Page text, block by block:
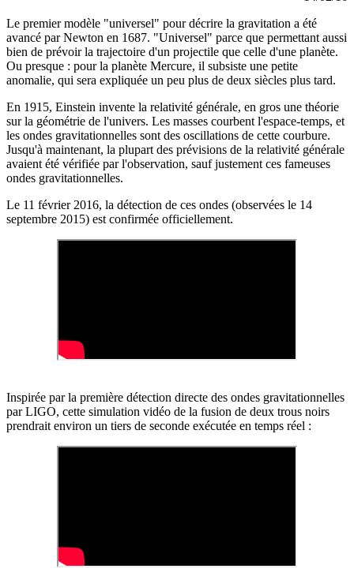
Le premier modèle "universel" pour décrire la gravitation a été
avancé par Newton en 1687. "Universel" parce que permettant aussi
bien de prévoir la trajectoire d'un projectile que celle d'une planète.
Ou presque : pour la planète Mercure, il subsiste une petite
anomalie, qui sera expliquée un peu plus de deux siècles plus tard.
En 1915, Einstein invente la relativité générale, en gros une théorie
sur la géométrie de l'univers. Les masses courbent l'espace-temps, et
les ondes gravitationnelles sont des oscillations de cette courbure.
Jusqu'à maintenant, la plupart des prévisions de la relativité générale
avaient été vérifiée par l'observation, sauf justement ces fameuses
ondes gravitationnelles.
Le 11 février 2016, la détection de ces ondes (observées le 14
septembre 2015) est confirmée officiellement.
Inspirée par la première détection directe des ondes gravitationnelles
parLIGO, cette simulation vidéo de la fusion de deux trous noirs
prendrait environ un tiers de seconde exécutée en temps réel :